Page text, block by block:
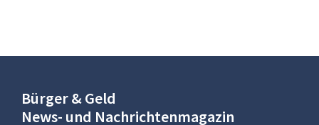
Bürger & Geld
News- und Nachrichtenmagazin